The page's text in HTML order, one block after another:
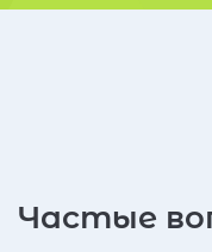
Частые